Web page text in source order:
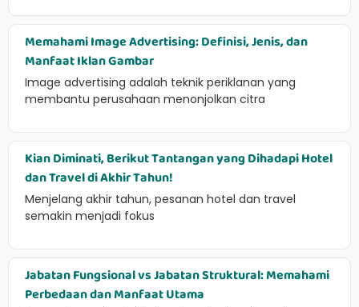
Memahami Image Advertising: Definisi, Jenis, dan
Manfaat Iklan Gambar
Image advertising adalah teknik periklanan yang
membantu perusahaan menonjolkan citra
Kian Diminati, Berikut Tantangan yang Dihadapi Hotel
dan Travel di Akhir Tahun!
Menjelang akhir tahun, pesanan hotel dan travel
semakin menjadi fokus
Jabatan Fungsional vs Jabatan Struktural: Memahami
Perbedaan dan Manfaat Utama